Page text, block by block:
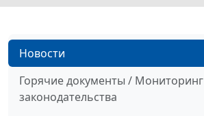
Новости
Горячие документы / Мониторинг
законодательства